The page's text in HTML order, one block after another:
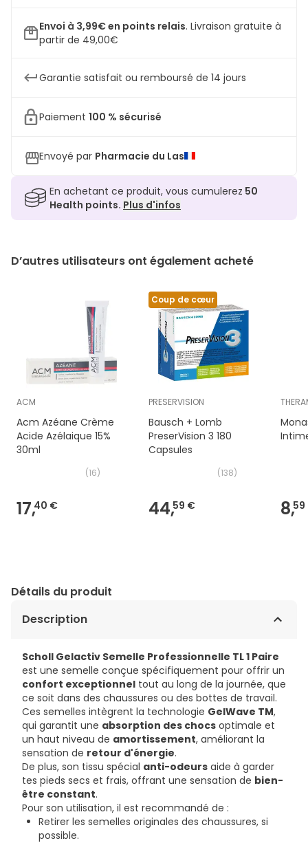
Envoi à 3,99€ en points relais. Livraison gratuite à
partir de 49,00€
Garantie satisfait ou remboursé de 14 jours
Paiement 100 % sécurisé
Envoyé par Pharmacie du Las
En achetant ce produit, vous cumulerez 50
Health points. Plus d'infos
D’autres utilisateurs ont également acheté
ACM
Acm Azéane Crème
Acide Azélaique 15%
30ml
(16)
17,40 €
Coup de cœur
PRESERVISION
Bausch + Lomb
PreserVision 3 180
Capsules
(138)
44,59 € 8,
Détails du produit
Description
Scholl Gelactiv Semelle Professionnelle TL 1 Paire
est une semelle conçue spécifiquement pour offrir un
confort exceptionnel tout au long de la journée, que
ce soit dans des chaussures ou des bottes de travail.
Ces semelles intègrent la technologie GelWave TM,
qui garantit une absorption des chocs optimale et
un haut niveau de amortissement, améliorant la
sensation de retour d'énergie.
De plus, son tissu spécial anti-odeurs aide à garder
tes pieds secs et frais, offrant une sensation de bien-
être constant.
Pour son utilisation, il est recommandé de :
Retirer les semelles originales des chaussures, si
possible.